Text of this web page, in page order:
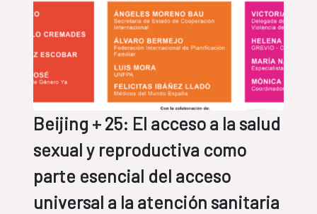
Beijing + 25: El acceso a la salud
sexual y reproductiva como
parte esencial del acceso
universal a la atención sanitaria